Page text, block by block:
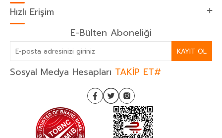
Hızlı Erişim
E-Bülten Aboneliği
KAYIT OL
Sosyal Medya Hesapları TAKİP ET#